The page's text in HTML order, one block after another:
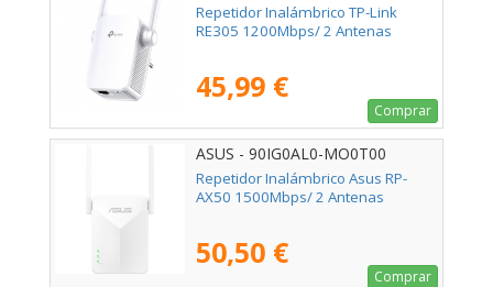
Repetidor Inalámbrico TP-Link
RE305 1200Mbps/ 2 Antenas
45,99 €
Comprar
ASUS - 90IG0AL0-MO0T00
Repetidor Inalámbrico Asus RP-
AX50 1500Mbps/ 2 Antenas
50,50 €
Comprar